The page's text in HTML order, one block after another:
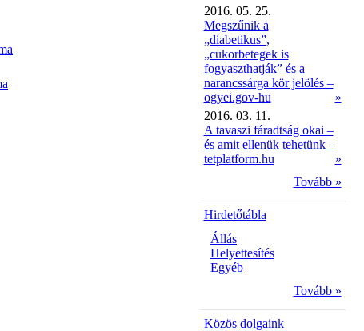
2016. 05. 25.
Megszűnik a
„diabetikus”,
„cukorbetegek is
fogyaszthatják” és a
narancssárga kör jelölés –
ogyei.gov-hu
»
2016. 03. 11.
A tavaszi fáradtság okai –
és amit ellenük tehetünk –
tetplatform.hu
»
Tovább »
Hirdetőtábla
Állás
Helyettesítés
Egyéb
Tovább »
Közös dolgaink